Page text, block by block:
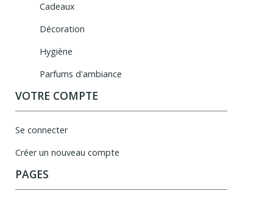
Cadeaux
Décoration
Hygiène
Parfums d'ambiance
VOTRE COMPTE
Se connecter
Créer un nouveau compte
PAGES